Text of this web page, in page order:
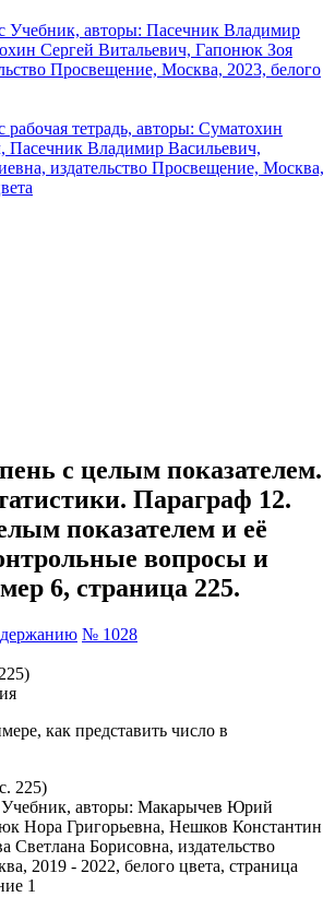
с целым показателем.
Параграф 12.
показателем и её
вопросы и
6, страница 225.
№ 1028
как представить число в
225)